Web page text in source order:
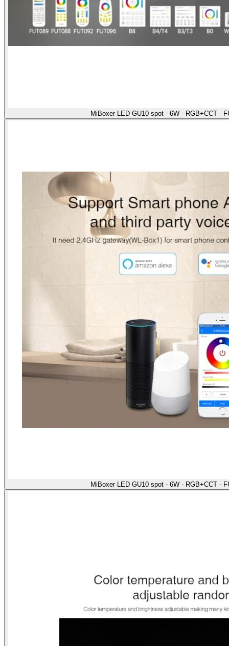
MiBoxer LED GU10 spot - 6W - RGB+CCT -
MiBoxer LED GU10 spot - 6W - RGB+CCT -